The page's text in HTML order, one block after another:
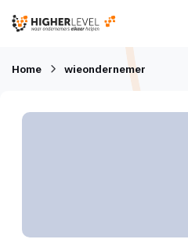
Home wieondernemer